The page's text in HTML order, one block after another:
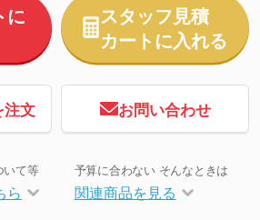
に
スタッフ見積
カートに入れる
注文 お問い合わせ
いて等
ら
予算に合わない そんなときは
関連商品を見る